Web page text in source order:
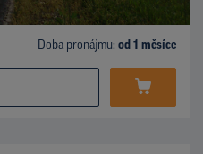
Doba pronájmu: od 1 měsíce